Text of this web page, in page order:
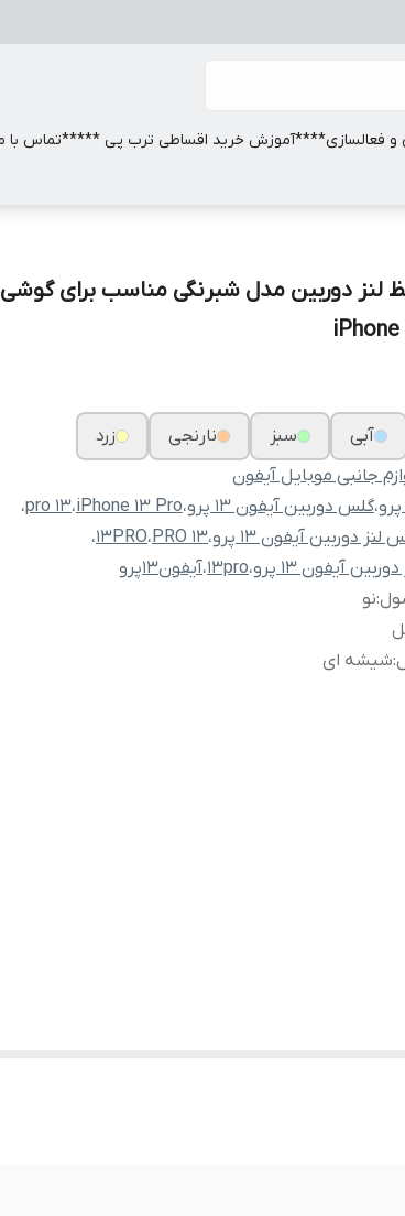
فعالسازی****آموزش خرید اقساطی ترب پی *****تماس با
دوربین مدل شبرنگی مناسب برای گوشی
آبی سبز نارنجی
زرد
جانبی موبایل آیفون
،گلس دوربین آیفون 13 پرو ،iPhone 13 Pro،13 pro
،
لنز دوربین آیفون 13 پرو
،13 PRO ،13PRO،
آیفون 13 پرو
،13pro،آیفون13پرو
:نو
:شیشه ای